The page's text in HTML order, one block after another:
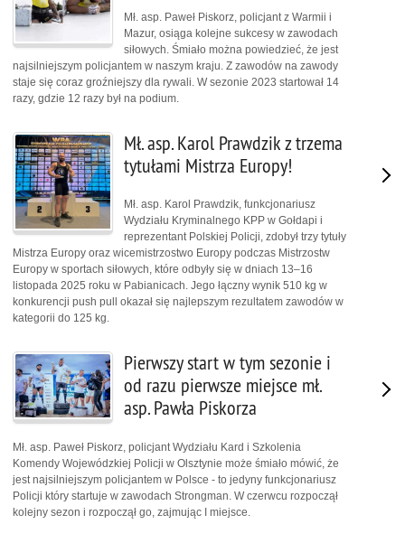
Mł. asp. Paweł Piskorz, policjant z Warmii i
Mazur, osiąga kolejne sukcesy w zawodach
siłowych. Śmiało można powiedzieć, że jest
najsilniejszym policjantem w naszym kraju. Z zawodów na zawody
staje się coraz groźniejszy dla rywali. W sezonie 2023 startował 14
razy, gdzie 12 razy był na podium.
Mł. asp. Karol Prawdzik z trzema
tytułami Mistrza Europy!
Mł. asp. Karol Prawdzik, funkcjonariusz
Wydziału Kryminalnego KPP w Gołdapi i
reprezentant Polskiej Policji, zdobył trzy tytuły
Mistrza Europy oraz wicemistrzostwo Europy podczas Mistrzostw
Europy w sportach siłowych, które odbyły się w dniach 13–16
listopada 2025 roku w Pabianicach. Jego łączny wynik 510 kg w
konkurencji push pull okazał się najlepszym rezultatem zawodów w
kategorii do 125 kg.
Pierwszy start w tym sezonie i
od razu pierwsze miejsce mł.
asp. Pawła Piskorza
Mł. asp. Paweł Piskorz, policjant Wydziału Kard i Szkolenia
Komendy Wojewódzkiej Policji w Olsztynie może śmiało mówić, że
jest najsilniejszym policjantem w Polsce - to jedyny funkcjonariusz
Policji który startuje w zawodach Strongman. W czerwcu rozpoczął
kolejny sezon i rozpoczął go, zajmując I miejsce.